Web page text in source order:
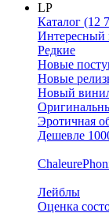
LP
Каталог (12
Интересный
Редкие
Новые
Новые
Новый
Эротичная
Дешевле
Лейблы
Оценка